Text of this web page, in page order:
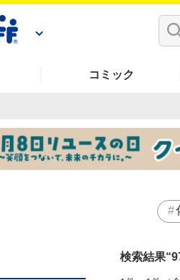
コミック
検索結果